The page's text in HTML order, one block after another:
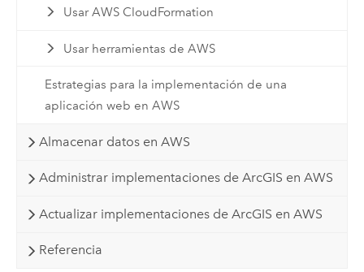
Usar AWS CloudFormation
Usar herramientas de AWS
Estrategias para la implementación de una
aplicación web en AWS
Almacenar datos en AWS
Administrar implementaciones de ArcGIS en AWS
Actualizar implementaciones de ArcGIS en AWS
Referencia